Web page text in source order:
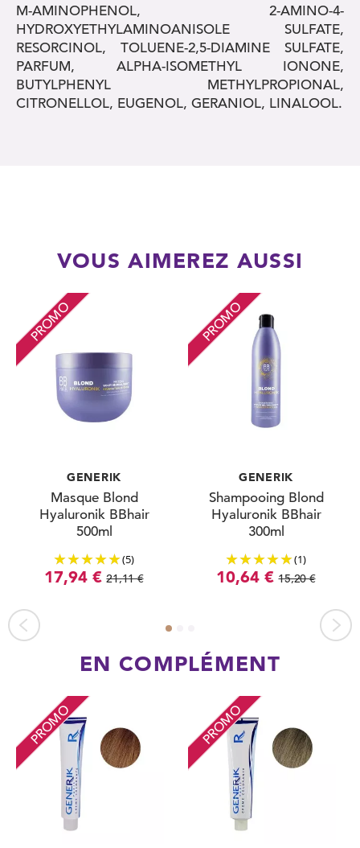
M-AMINOPHENOL, 2-AMINO-4-
HYDROXYETHYLAMINOANISOLE SULFATE,
RESORCINOL, TOLUENE-2,5-DIAMINE SULFATE,
PARFUM, ALPHA-ISOMETHYL IONONE,
BUTYLPHENYL METHYLPROPIONAL,
CITRONELLOL, EUGENOL, GERANIOL, LINALOOL.
VOUS AIMEREZ AUSSI
PROMO
GENERIK
Masque Blond
Hyaluronik BBhair
500ml
(5)
17,94 € 21,11 €
PROMO
GENERIK
Shampooing Blond
Hyaluronik BBhair
300ml
(1)
10,64 € 15,20 €
EN COMPLÉMENT
PROMO PROMO